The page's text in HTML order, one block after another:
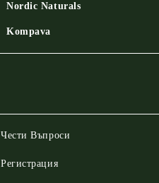
Nordic Naturals
Kompava
Чести Въпроси
Регистрация